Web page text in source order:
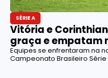
SÉRIE A
Vitória e
graça e empatam
Equipes se enfrentaram na
Campeonato Brasileiro Série